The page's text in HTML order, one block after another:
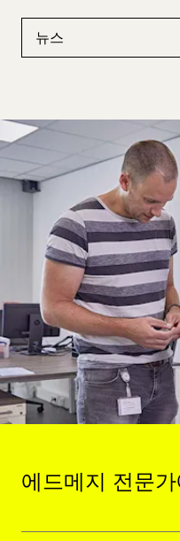
뉴스
에드메지 전문